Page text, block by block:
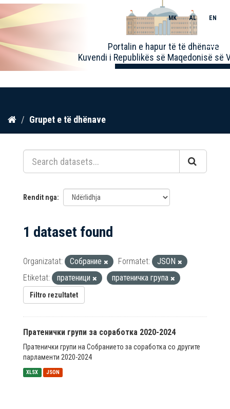
Kalo
përmbajtja
Portalin e hapur të të dhënave
Kuvendi i Republikës së Maqedonisë së
MK AL EN
Toggle
Grupet e të dhënave
Rendit nga
1 dataset found
Organizatat: Собрание Formatet:
JSON
Etiketat:
пратеници пратеничка група
Filtro rezultatet
Пратенички групи за соработка 2020-2024
Пратенички групи на Собранието за соработка со другите
парламенти 2020-2024
XLSX JSON